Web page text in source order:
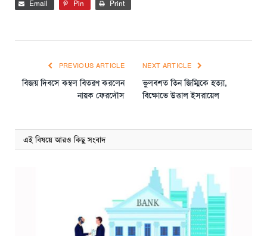
Email
Pin Print
PREVIOUS ARTICLE
বিজয় দিবসে কম্বল বিতরণ করলেন
নায়ক ফেরদৌস
NEXT ARTICLE
ভুলবশত তিন জিম্মিকে হত্যা,
বিক্ষোভে উত্তাল ইসরায়েল
এই বিষয়ে আরও কিছু সংবাদ